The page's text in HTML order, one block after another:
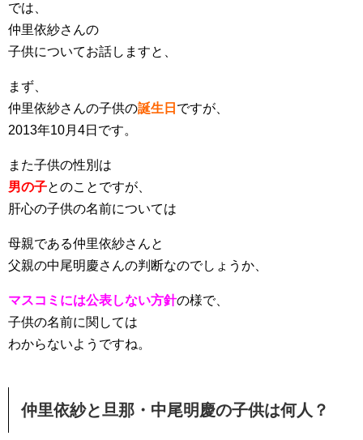
では、
仲里依紗さんの
子供についてお話しますと、
まず、
仲里依紗さんの子供の誕生日 ですが、
2013年10月4日です。
また子供の性別は
男の子とのことですが、
肝心の子供の名前については
母親である仲里依紗さんと
父親の中尾明慶さんの判断なのでしょうか、
マスコミには公表しない方針の様で、
子供の名前に関しては
わからないようですね。
仲里依紗と旦那・中尾明慶の子供は何人？